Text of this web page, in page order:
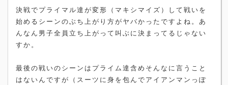
決戦でプライマル達が変形（マキシマイズ）して戦いを
始めるシーンのぶち上がり方がヤバかったですよね。あ
んなん男子全員立ち上がって叫ぶに決まってるじゃない
すか。
最後の戦いのシーンはプライム達含めそんなに言うこと
はないんですが（スーツに身を包んでアイアンマンっぽ